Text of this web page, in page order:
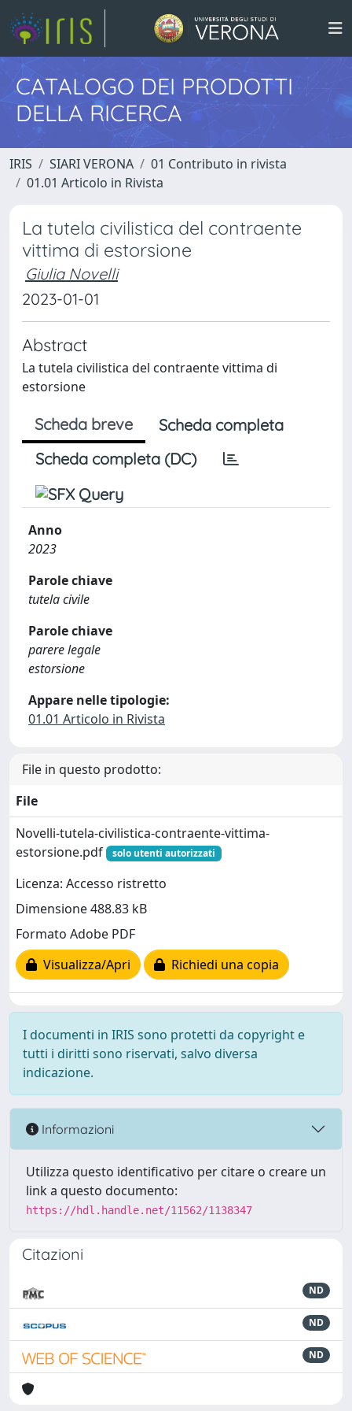
CATALOGO DEI PRODOTTI
DELLA RICERCA
IRIS SIARI VERONA
01 Contributo in rivista
01.01 Articolo in Rivista
La tutela civilistica del contraente
vittima di estorsione
Giulia Novelli
2023-01-01
Abstract
La tutela civilistica del contraente vittima di
estorsione
Scheda breve
Scheda completa
Scheda completa (DC)
Anno
2023
Parole chiave
tutela civile
Parole chiave
parere legale
estorsione
Appare nelle tipologie:
01.01 Articolo in Rivista
File in questo prodotto:
File
Novelli-tutela-civilistica-contraente-vittima-
estorsione.pdf
solo utenti autorizzati
Licenza: Accesso ristretto
Dimensione 488.83 kB
Formato Adobe PDF
Visualizza/Apri
Richiedi una copia
I documenti in IRIS sono protetti da copyright e
tutti i diritti sono riservati, salvo diversa
indicazione.
Informazioni
Utilizza questo identificativo per citare o creare un
link a questo documento:
https://hdl.handle.net/11562/1138347
Citazioni
ND
ND
ND